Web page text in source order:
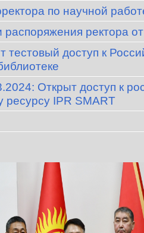
по научной
ректора
тестовый доступ к
Открыт доступ к
ресурсу IPR SMART